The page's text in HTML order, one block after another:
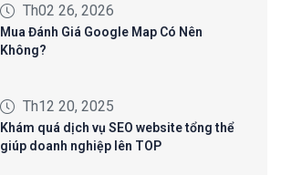
Th02 26, 2026
Mua Đánh Giá Google Map Có Nên
Không?
Th12 20, 2025
Khám quá dịch vụ SEO website tổng thể
giúp doanh nghiệp lên TOP